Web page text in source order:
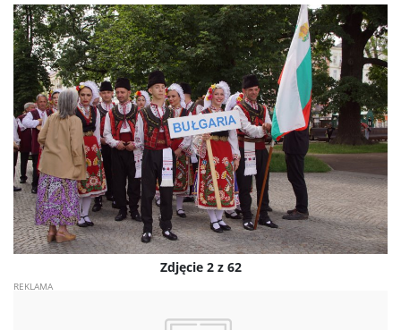
Zdjęcie 2 z 62